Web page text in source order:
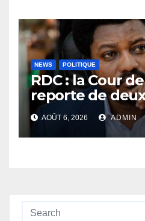
NEWS POLITIQUE
RDC : la Cour
reporte de
procès Frivao
AOÛT 6, 2026 ADMIN